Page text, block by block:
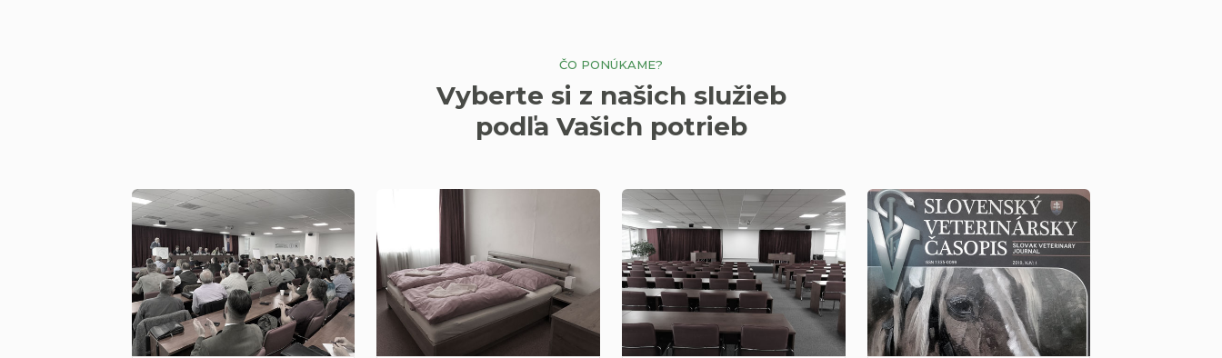
ČO PONÚKAME?
Vyberte si z našich služieb
podľa Vašich potrieb